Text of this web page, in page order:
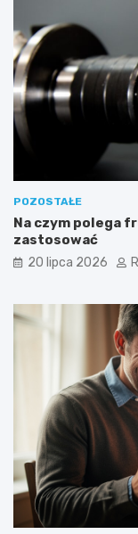
POZOSTAŁE
Na czym polega
zastosować
20 lipca 2026